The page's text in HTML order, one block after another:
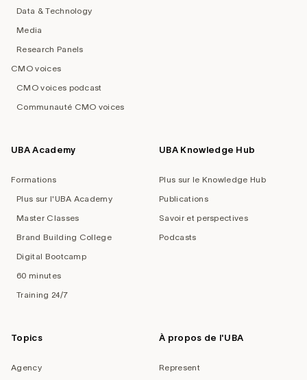
Data & Technology
Media
Research Panels
CMO voices
CMO voices podcast
Communauté CMO voices
UBA Academy
Formations
Plus sur l'UBA Academy
Master Classes
Brand Building College
Digital Bootcamp
60 minutes
Training 24/7
UBA Knowledge Hub
Plus sur le Knowledge Hub
Publications
Savoir et perspectives
Podcasts
Topics
Agency
À propos de l'UBA
Represent